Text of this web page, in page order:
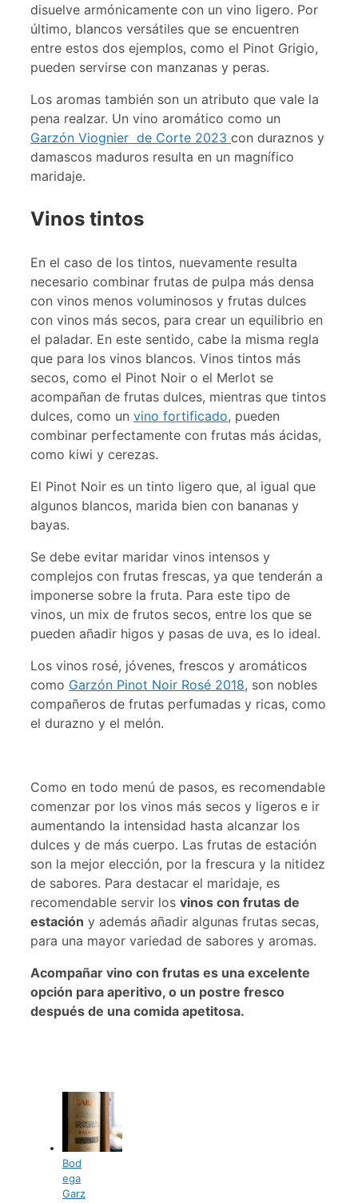
disuelve armónicamente con un vino ligero. Por
último, blancos versátiles que se encuentren
entre estos dos ejemplos, como el Pinot Grigio,
pueden servirse con manzanas y peras.
Los aromas también son un atributo que vale la
pena realzar. Un vino aromático como un
Garzón Viognier de Corte 2023 con duraznos y
damascos maduros resulta en un magnífico
maridaje.
Vinos tintos
En el caso de los tintos, nuevamente resulta
necesario combinar frutas de pulpa más densa
con vinos menos voluminosos y frutas dulces
con vinos más secos, para crear un equilibrio en
el paladar. En este sentido, cabe la misma regla
que para los vinos blancos. Vinos tintos más
secos, como el Pinot Noir o el Merlot se
acompañan de frutas dulces, mientras que tintos
dulces, como un vino fortificado, pueden
combinar perfectamente con frutas más ácidas,
como kiwi y cerezas.
El Pinot Noir es un tinto ligero que, al igual que
algunos blancos, marida bien con bananas y
bayas.
Se debe evitar maridar vinos intensos y
complejos con frutas frescas, ya que tenderán a
imponerse sobre la fruta. Para este tipo de
vinos, un mix de frutos secos, entre los que se
pueden añadir higos y pasas de uva, es lo ideal.
Los vinos rosé, jóvenes, frescos y aromáticos
como Garzón Pinot Noir Rosé 2018, son nobles
compañeros de frutas perfumadas y ricas, como
el durazno y el melón.
Como en todo menú de pasos, es recomendable
comenzar por los vinos más secos y ligeros e ir
aumentando la intensidad hasta alcanzar los
dulces y de más cuerpo. Las frutas de estación
son la mejor elección, por la frescura y la nitidez
de sabores. Para destacar el maridaje, es
recomendable servir los vinos con frutas de
estación y además añadir algunas frutas secas,
para una mayor variedad de sabores y aromas.
Acompañar vino con frutas es una excelente
opción para aperitivo, o un postre fresco
después de una comida apetitosa.
Bod
ega
Garz